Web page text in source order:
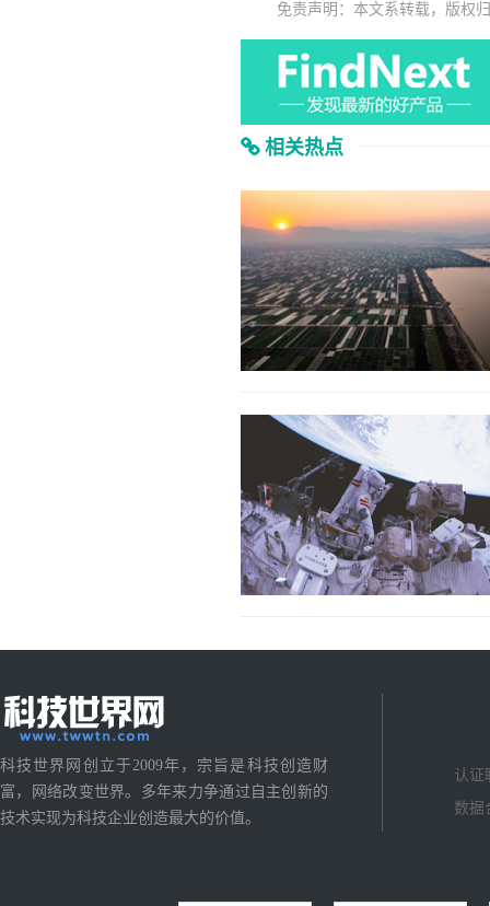
免责声明：本文系转载，版权
相关热点
科技世界网创立于2009年，宗旨是科技创造财
富，网络改变世界。多年来力争通过自主创新的
技术实现为科技企业创造最大的价值。
认证
数据